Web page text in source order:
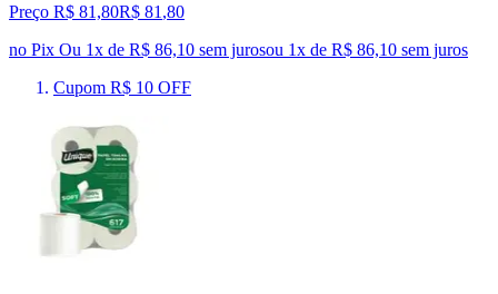
Preço R$ 81,80R$ 81 ,80
no Pix Ou 1x de R$ 86,10 sem jurosou 1x de R$ 86,10 sem juros
Cupom R$ 10 OFF